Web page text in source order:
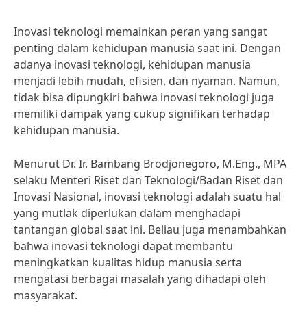
Inovasi teknologi memainkan peran yang sangat
penting dalam kehidupan manusia saat ini. Dengan
adanya inovasi teknologi, kehidupan manusia
menjadi lebih mudah, efisien, dan nyaman. Namun,
tidak bisa dipungkiri bahwa inovasi teknologi juga
memiliki dampak yang cukup signifikan terhadap
kehidupan manusia.
Menurut Dr. Ir. Bambang Brodjonegoro, M.Eng., MPA
selaku Menteri Riset dan Teknologi/Badan Riset dan
Inovasi Nasional, inovasi teknologi adalah suatu hal
yang mutlak diperlukan dalam menghadapi
tantangan global saat ini. Beliau juga menambahkan
bahwa inovasi teknologi dapat membantu
meningkatkan kualitas hidup manusia serta
mengatasi berbagai masalah yang dihadapi oleh
masyarakat.